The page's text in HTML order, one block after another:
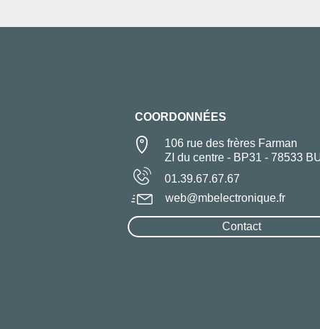
COORDONNÉES
106 rue des frères Farman
ZI du centre - BP31 - 78533
01.39.67.67.67
Contact
web@mbelectronique.fr